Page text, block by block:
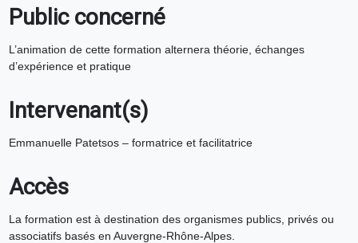
Public concerné
L’animation de cette formation alternera théorie, échanges
d’expérience et pratique
Intervenant(s)
Emmanuelle Patetsos – formatrice et facilitatrice
Accès
La formation est à destination des organismes publics, privés ou
associatifs basés en Auvergne-Rhône-Alpes.